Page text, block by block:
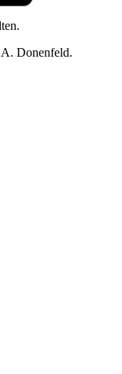
A. Donenfeld.